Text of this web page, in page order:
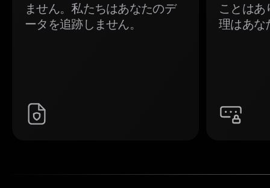
ません。私たちはあなたのデ
ータを追跡しません。
ことはあ
理はあな